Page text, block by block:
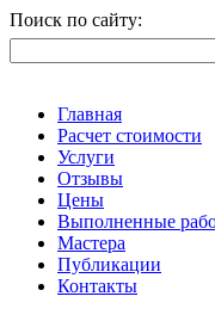
Поиск по сайту:
Главная
Расчет стоимости
Услуги
Отзывы
Цены
Выполненные
Мастера
Публикации
Контакты